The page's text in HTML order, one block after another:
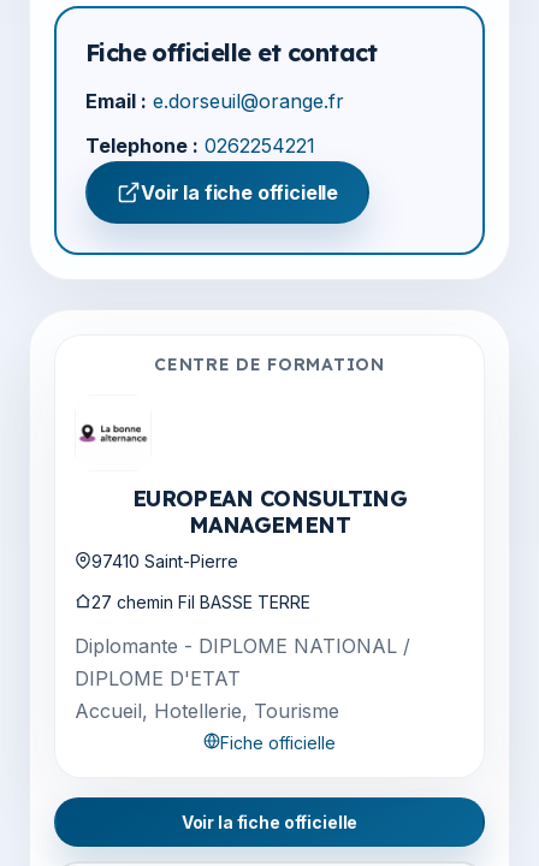
Fiche officielle et contact
Email : e.dorseuil@orange.fr
Telephone : 0262254221
Voir la fiche officielle
CENTRE DE FORMATION
EUROPEAN CONSULTING
MANAGEMENT
97410 Saint-Pierre
27 chemin Fil BASSE TERRE
Diplomante - DIPLOME NATIONAL /
DIPLOME D'ETAT
Accueil, Hotellerie, Tourisme
Fiche officielle
Voir la fiche officielle